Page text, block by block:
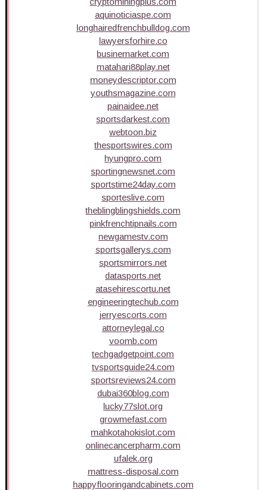
aquinoticiaspe.com
longhairedfrenchbulldog.com
lawyersforhire.co
businemarket.com
matahari88play.net
moneydescriptor.com
youthsmagazine.com
painaidee.net
sportsdarkest.com
webtoon.biz
thesportswires.com
hyungpro.com
sportingnewsnet.com
sportstime24day.com
sporteslive.com
theblingblingshields.com
pinkfrenchtipnails.com
newgamestv.com
sportsgallerys.com
sportsmirrors.net
datasports.net
atasehirescortu.net
engineeringtechub.com
jerryescorts.com
attorneylegal.co
voomb.com
techgadgetpoint.com
tvsportsguide24.com
sportsreviews24.com
dubai360blog.com
lucky77slot.org
growmefast.com
mahkotahokislot.com
onlinecancerpharm.com
ufalek.org
mattress-disposal.com
happyflooringandcabinets.com